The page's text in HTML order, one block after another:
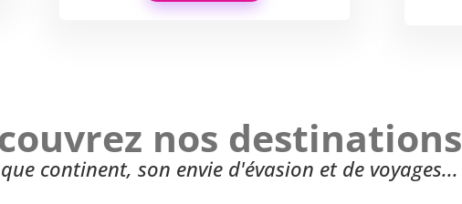
nos destinations
continent, son envie d'évasion et de voyages...